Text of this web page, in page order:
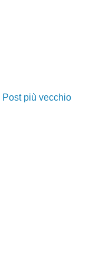
Post più vecchio